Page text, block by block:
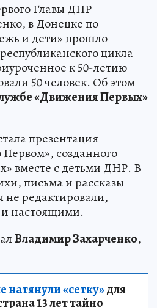
Главы ДНР
в Донецке по
и дети» прошло
цикла
к 50-летию
50 человек. Об этом
«Движения Первых»
презентация
созданного
вместе с детьми ДНР. В
письма и рассказы
редактировали,
настоящими.
Владимир Захарченко,
«сетку»для
13 лет тайно